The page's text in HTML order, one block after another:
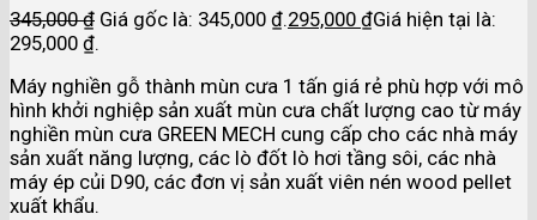
345,000₫ Giá gốc là: 345,000 ₫.295,000 ₫Giá hiện tại là:
295,000 ₫.
Máy nghiền gỗ thành mùn cưa 1 tấn giá rẻ phù hợp với mô
hình khởi nghiệp sản xuất mùn cưa chất lượng cao từ máy
nghiền mùn cưa GREEN MECH cung cấp cho các nhà máy
sản xuất năng lượng, các lò đốt lò hơi tầng sôi, các nhà
máy ép củi D90, các đơn vị sản xuất viên nén wood pellet
xuất khẩu.